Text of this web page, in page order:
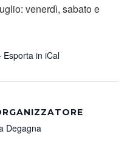
venerdì, sabato e
Esporta in iCal
Degagna